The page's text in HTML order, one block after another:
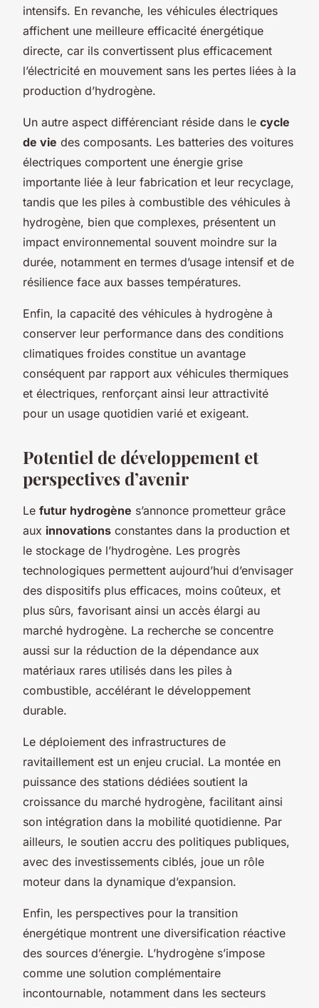
intensifs. En revanche, les véhicules électriques
affichent une meilleure efficacité énergétique
directe, car ils convertissent plus efficacement
l’électricité en mouvement sans les pertes liées à la
production d’hydrogène.
Un autre aspect différenciant réside dans le cycle
de vie des composants. Les batteries des voitures
électriques comportent une énergie grise
importante liée à leur fabrication et leur recyclage,
tandis que les piles à combustible des véhicules à
hydrogène, bien que complexes, présentent un
impact environnemental souvent moindre sur la
durée, notamment en termes d’usage intensif et de
résilience face aux basses températures.
Enfin, la capacité des véhicules à hydrogène à
conserver leur performance dans des conditions
climatiques froides constitue un avantage
conséquent par rapport aux véhicules thermiques
et électriques, renforçant ainsi leur attractivité
pour un usage quotidien varié et exigeant.
Potentiel de développement et
perspectives d’avenir
Le futur hydrogène s’annonce prometteur grâce
aux innovations constantes dans la production et
le stockage de l’hydrogène. Les progrès
technologiques permettent aujourd’hui d’envisager
des dispositifs plus efficaces, moins coûteux, et
plus sûrs, favorisant ainsi un accès élargi au
marché hydrogène. La recherche se concentre
aussi sur la réduction de la dépendance aux
matériaux rares utilisés dans les piles à
combustible, accélérant le développement
durable.
Le déploiement des infrastructures de
ravitaillement est un enjeu crucial. La montée en
puissance des stations dédiées soutient la
croissance du marché hydrogène, facilitant ainsi
son intégration dans la mobilité quotidienne. Par
ailleurs, le soutien accru des politiques publiques,
avec des investissements ciblés, joue un rôle
moteur dans la dynamique d’expansion.
Enfin, les perspectives pour la transition
énergétique montrent une diversification réactive
des sources d’énergie. L’hydrogène s’impose
comme une solution complémentaire
incontournable, notamment dans les secteurs